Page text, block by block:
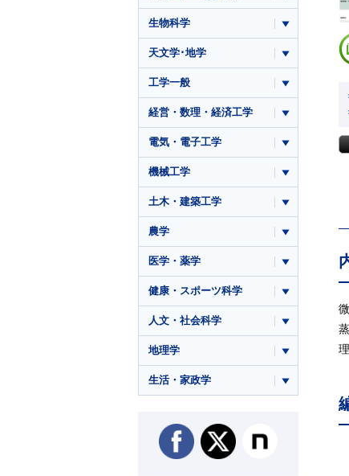
生物科学
天文学･地学
工学一般
経営・数理・経済工学
電気・電子工学
機械工学
土木・建築工学
農学
医学・薬学
健康・スポーツ科学
人文・社会科学
地理学
生活・家政学